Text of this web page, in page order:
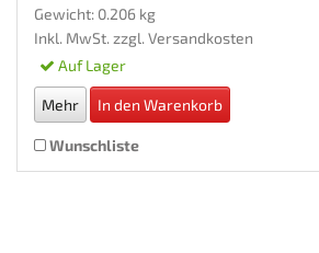
Gewicht: 0.206 kg
Inkl. MwSt. zzgl. Versandkosten
Auf Lager
Mehr In den Warenkorb
Wunschliste